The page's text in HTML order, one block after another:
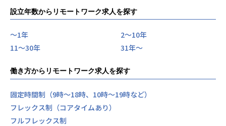
設立年数からリモートワーク求人を探す
〜1年
2〜10年
11〜30年
31年〜
働き方からリモートワーク求人を探す
固定時間制（9時～18時、10時～19時など）
フレックス制（コアタイムあり）
フルフレックス制